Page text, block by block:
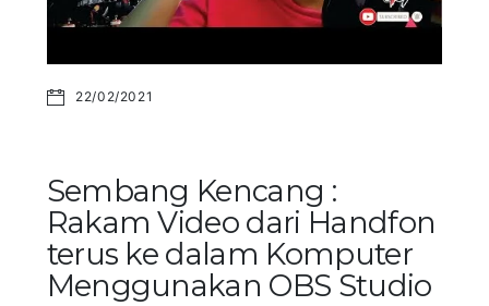
22/02/2021
Sembang Kencang :
Rakam Video dari Handfon
terus ke dalam Komputer
Menggunakan OBS Studio